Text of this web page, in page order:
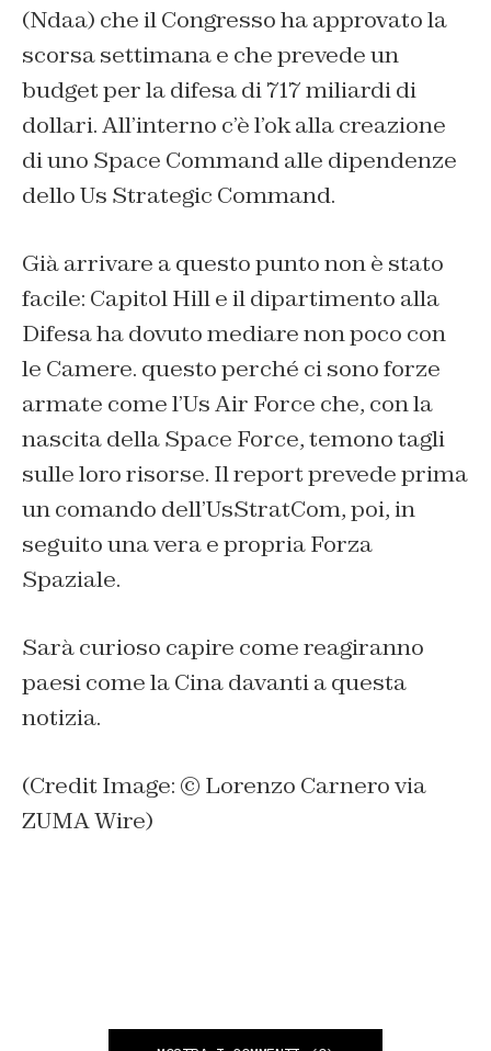
(Ndaa) che il Congresso ha approvato la
scorsa settimana e che prevede un
budget per la difesa di 717 miliardi di
dollari. All’interno c’è l’ok alla creazione
di uno Space Command alle dipendenze
dello Us Strategic Command.
Già arrivare a questo punto non è stato
facile: Capitol Hill e il dipartimento alla
Difesa ha dovuto mediare non poco con
le Camere. questo perché ci sono forze
armate come l’Us Air Force che, con la
nascita della Space Force, temono tagli
sulle loro risorse. Il report prevede prima
un comando dell’UsStratCom, poi, in
seguito una vera e propria Forza
Spaziale.
Sarà curioso capire come reagiranno
paesi come la Cina davanti a questa
notizia.
(Credit Image: © Lorenzo Carnero via
ZUMA Wire)